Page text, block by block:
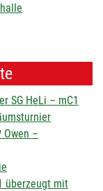
SG HeLi – mC1
Owen –
überzeugt mit